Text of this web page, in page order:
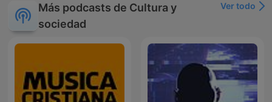
Más podcasts de Cultura y
sociedad
Ver todo